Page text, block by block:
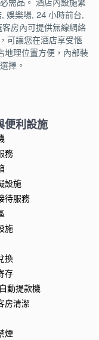
娛樂場, 24 小時前台,
房內可提供無線網絡
可讓您在酒店享受愜
地理位置方便，內部裝
擇。
便利設施
務
設施
待服務
施
換
存
動提款機
房清潔
煙